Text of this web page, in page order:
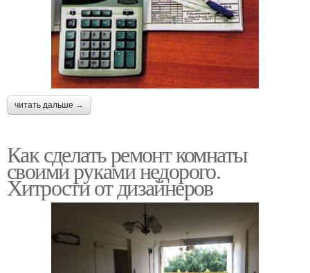
читать дальше →
Как сделать ремонт комнаты
своими руками недорого.
Хитрости от дизайнеров